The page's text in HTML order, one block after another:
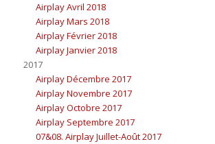
Airplay Avril 2018
Airplay Mars 2018
Airplay Février 2018
Airplay Janvier 2018
2017
Airplay Décembre 2017
Airplay Novembre 2017
Airplay Octobre 2017
Airplay Septembre 2017
07&08. Airplay Juillet-Août 2017